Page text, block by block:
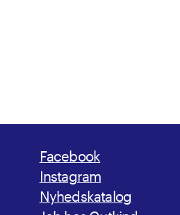
Facebook
Instagram
Nyhedskatalog